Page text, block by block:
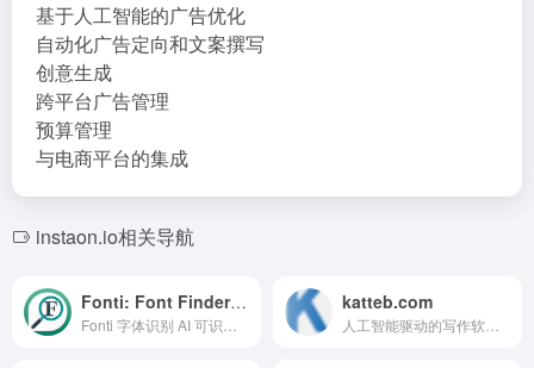
基于人工智能的广告优化
自动化广告定向和文案撰写
创意生成
跨平台广告管理
预算管理
与电商平台的集成
instaon.io相关导航
Fonti: Font Finder Ai katteb.com